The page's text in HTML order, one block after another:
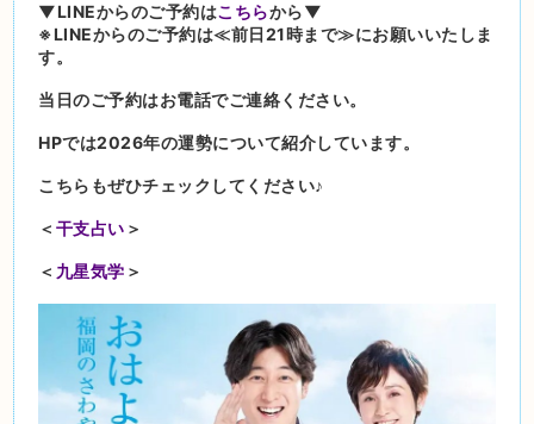
▼LINEからのご予約はこちらから▼
※LINEからのご予約は≪前日21時まで≫にお願いいたしま
す。
当日のご予約はお電話でご連絡ください。
HPでは2026年の運勢について紹介しています。
こちらもぜひチェックしてください♪
＜ 干支占い ＞
＜ 九星気学 ＞